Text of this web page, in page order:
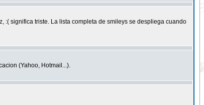
significa triste. La lista completa de smileys se despliega cuando
(Yahoo, Hotmail...).